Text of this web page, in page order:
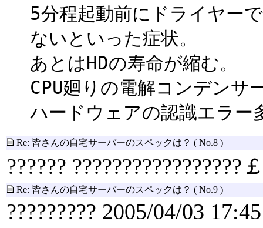
5分程起動前にドライヤー
ないといった症状。
あとはHDの寿命が縮む。
CPU廻りの電解コンデンサ
ハードウェアの認識エラー
Re: 皆さんの自宅サーバーのスペックは？ ( No.8 )
?????? ?????????????????
Re: 皆さんの自宅サーバーのスペックは？ ( No.9 )
????????? 2005/04/03 17:45